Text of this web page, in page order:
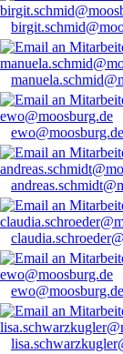
ewo@moosburg.de
ewo@moosburg.de